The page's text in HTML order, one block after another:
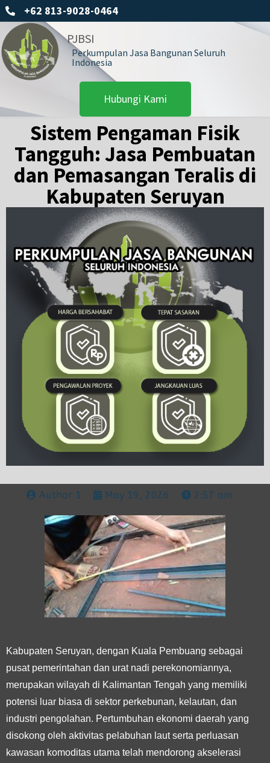
+62 813-9028-0464
PJBSI
Perkumpulan Jasa Bangunan Seluruh
Indonesia
Hubungi Kami
Sistem Pengaman Fisik
Tangguh: Jasa Pembuatan
dan Pemasangan Teralis di
Kabupaten Seruyan
Author 1 May 19, 2026 2:57 am
Kabupaten Seruyan, dengan Kuala Pembuang sebagai
pusat pemerintahan dan urat nadi perekonomiannya,
merupakan wilayah di Kalimantan Tengah yang memiliki
potensi luar biasa di sektor perkebunan, kelautan, dan
industri pengolahan. Pertumbuhan ekonomi daerah yang
disokong oleh aktivitas pelabuhan laut serta perluasan
kawasan komoditas utama telah mendorong akselerasi